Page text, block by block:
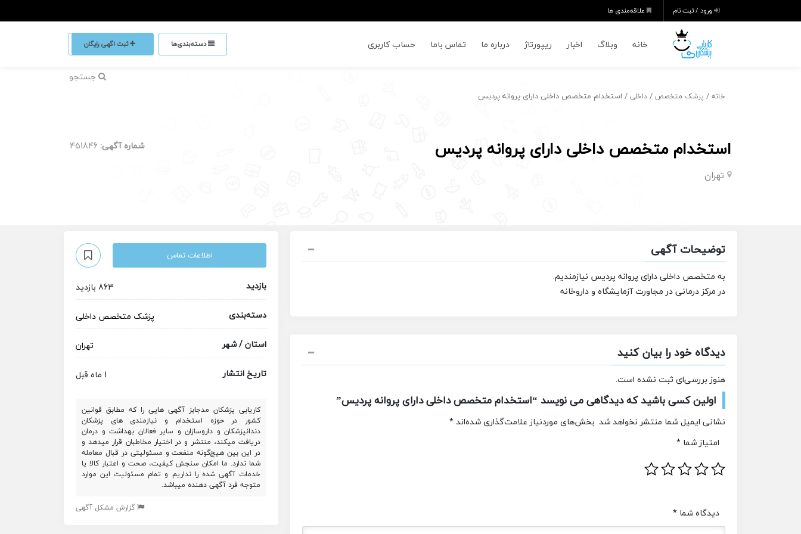
ورود / ثبت نام علاقه‌مندی ها
خانه وبلاگ اخبار ریپورتاژ درباره ما تماس باما حساب کاربری دسته‌بندی‌ها ثبت اگهی رایگان
جستجو
خانه / پزشک متخصص / داخلی / استخدام متخصص داخلی دارای پروانه پردیس
استخدام متخصص داخلی دارای پروانه پردیس
تهران
شماره آگهی: 451846
توضیحات آگهی
به متخصص داخلی دارای پروانه پردیس نیازمندیم.
در مرکز درمانی در مجاورت آزمایشگاه و داروخانه
دیدگاه خود را بیان کنید
هنوز بررسی‌ای ثبت نشده است.
اولین کسی باشید که دیدگاهی می نویسد “استخدام متخصص داخلی دارای پروانه پردیس”
نشانی ایمیل شما منتشر نخواهد شد. بخش‌های موردنیاز علامت‌گذاری شده‌اند*
امتیاز شما *
دیدگاه شما *
اطلاعات تماس
بازدید
863 بازدید
دسته‌بندی
پزشک متخصص داخلی
استان / شهر
تهران
تاریخ انتشار
1 ماه قبل
کاریابی پزشکان مدجابز آگهی هایی را که مطابق قوانین
کشور در حوزه استخدام و نیازمندی های پزشکان
دندانپزشکان و داروسازان و سایر فعالان بهداشت و درمان
دریافت میکند، منتشر و در اختیار مخاطبان قرار میدهد و
در این بین هیچ‌گونه منفعت و مسئولیتی در قبال معامله
شما ندارد. ما امکان سنجش کیفیت، صحت و اعتبار کالا یا
خدمات آگهی شده را نداریم و تمام مسئولیت این موارد
متوجه فرد آگهی دهنده میباشد.
گزارش مشکل آگهی